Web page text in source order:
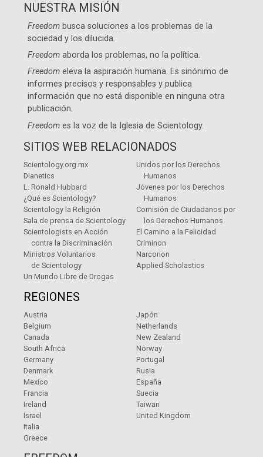
NUESTRA MISIÓN
Freedom busca soluciones a los problemas de la
sociedad y los dilucida.
Freedom aborda los problemas, no la política.
Freedom eleva la aspiración humana. Es sinónimo de
informes precisos y responsables y publica
información que no está disponible en ninguna otra
publicación.
Freedom es la voz de la Iglesia de Scientology.
SITIOS WEB RELACIONADOS
Scientology.org.mx
Dianetics
L. Ronald Hubbard
¿Qué es Scientology?
Scientology la Religión
Sala de prensa de Scientology
Scientologists en Acción
contra la Discriminación
Ministros Voluntarios
de Scientology
Un Mundo Libre de Drogas
Unidos por los Derechos
Humanos
Jóvenes por los Derechos
Humanos
Comisión de Ciudadanos por
los Derechos Humanos
El Camino a la Felicidad
Criminon
Narconon
Applied Scholastics
REGIONES
Austria
Belgium
Canada
South Africa
Germany
Denmark
Mexico
Francia
Ireland
Israel
Italia
Greece
Japón
Netherlands
New Zealand
Norway
Portugal
Rusia
España
Suecia
Taiwan
United Kingdom